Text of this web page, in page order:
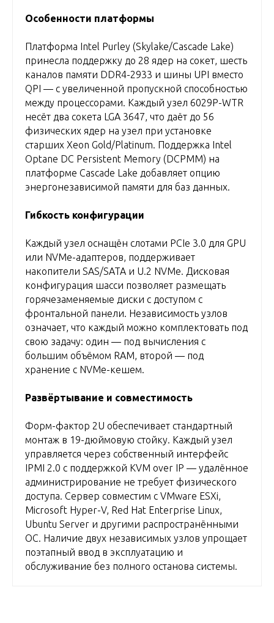
Особенности платформы
Платформа Intel Purley (Skylake/Cascade Lake)
принесла поддержку до 28 ядер на сокет, шесть
каналов памяти DDR4-2933 и шины UPI вместо
QPI — с увеличенной пропускной способностью
между процессорами. Каждый узел 6029P-WTR
несёт два сокета LGA 3647, что даёт до 56
физических ядер на узел при установке
старших Xeon Gold/Platinum. Поддержка Intel
Optane DC Persistent Memory (DCPMM) на
платформе Cascade Lake добавляет опцию
энергонезависимой памяти для баз данных.
Гибкость конфигурации
Каждый узел оснащён слотами PCIe 3.0 для GPU
или NVMe-адаптеров, поддерживает
накопители SAS/SATA и U.2 NVMe. Дисковая
конфигурация шасси позволяет размещать
горячезаменяемые диски с доступом с
фронтальной панели. Независимость узлов
означает, что каждый можно комплектовать под
свою задачу: один — под вычисления с
большим объёмом RAM, второй — под
хранение с NVMe-кешем.
Развёртывание и совместимость
Форм-фактор 2U обеспечивает стандартный
монтаж в 19-дюймовую стойку. Каждый узел
управляется через собственный интерфейс
IPMI 2.0 с поддержкой KVM over IP — удалённое
администрирование не требует физического
доступа. Сервер совместим с VMware ESXi,
Microsoft Hyper-V, Red Hat Enterprise Linux,
Ubuntu Server и другими распространёнными
ОС. Наличие двух независимых узлов упрощает
поэтапный ввод в эксплуатацию и
обслуживание без полного останова системы.